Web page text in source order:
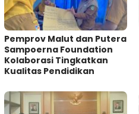
Pemprov Malut dan Putera
Sampoerna Foundation
Kolaborasi Tingkatkan
Kualitas Pendidikan